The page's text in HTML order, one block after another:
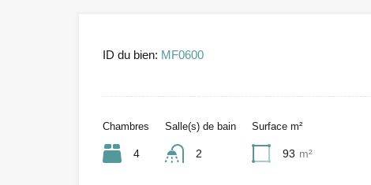
ID du bien: MF0600
Chambres
4
Salle(s) de bain
2
Surface m²
93 m²